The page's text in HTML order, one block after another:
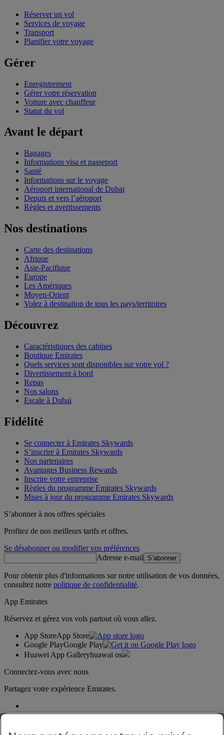
Réserver un vol
Services de voyage
Transport
Planifier votre voyage
Gérer
Enregistrement
Gérer votre réservation
Voiture avec chauffeur
Statut du vol
Avant le départ
Bagages
Informations visa et passeport
Santé
Informations sur le voyage
Aéroport international de Dubai
Depuis et vers l’aéroport
Règles et avertissements
Nos destinations
Carte des destinations
Afrique
Asie-Pacifique
Europe
Les Amériques
Moyen-Orient
Volez à destination de tous les pays/territoires
Découvrez
Caractéristiques des cabines
Boutique Emirates
Quels services sont disponibles sur votre vol ?
Divertissement à bord
Repas
Nos salons
Escale à Dubai
Fidélité
Se connecter à Emirates Skywards
S’inscrire à Emirates Skywards
Nos partenaires
Avantages Business Rewards
Inscrire votre entreprise
Règles du programme Emirates Skywards
Mises à jour du programme Emirates Skywards
S’abonner à nos offres spéciales
Profitez de nos meilleurs tarifs et offres.
Se désabonner ou modifier vos préférences
Adresse e-mail
S’abonner
Pour obtenir plus d'informations sur notre utilisation de vos données,
consultez notre politique de confidentialité.
App Emirates
Réservez et gérez vos vols partout où vous allez.
App StoreApp Store
Google PlayGoogle Play
Huawei App Galleryhuawai os
Connectez-vous avec nous
Partagez votre expérience Emirates.